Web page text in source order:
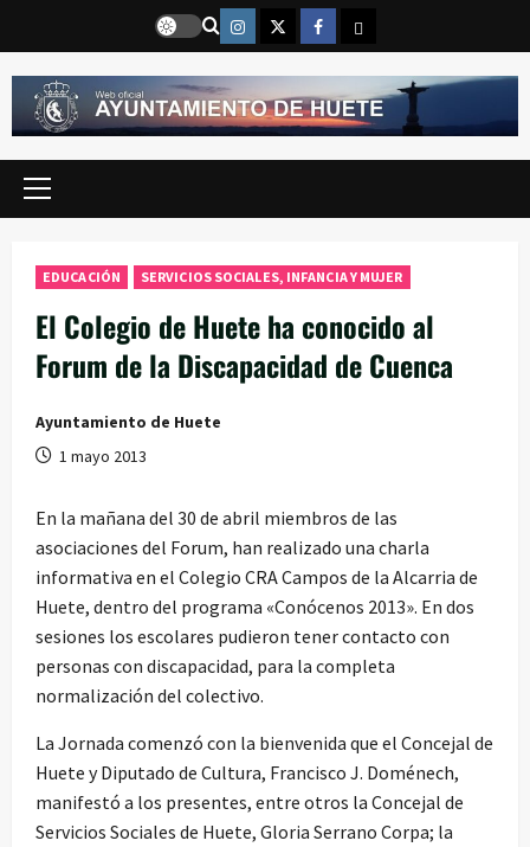
contenido
Instragram
TwitterFacebook
Email
Menú
EDUCACIÓN SERVICIOS SOCIALES, INFANCIA Y MUJER
El Colegio de Huete ha conocido al
Forum de la Discapacidad de Cuenca
Ayuntamiento de Huete
1 mayo 2013
En la mañana del 30 de abril miembros de las
asociaciones del Forum, han realizado una charla
informativa en el Colegio CRA Campos de la Alcarria de
Huete, dentro del programa «Conócenos 2013». En dos
sesiones los escolares pudieron tener contacto con
personas con discapacidad, para la completa
normalización del colectivo.
La Jornada comenzó con la bienvenida que el Concejal de
Huete y Diputado de Cultura, Francisco J. Doménech,
manifestó a los presentes, entre otros la Concejal de
Servicios Sociales de Huete, Gloria Serrano Corpa; la